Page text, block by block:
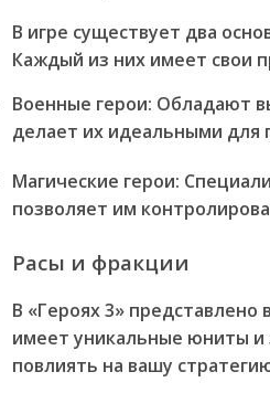
В игре существует два
Каждый из них имеет свои
Военные герои: Обладают
делает их идеальными для
Магические герои:
позволяет им
Расы и фракции
В «Героях 3»
имеет уникальные юниты
повлиять на вашу